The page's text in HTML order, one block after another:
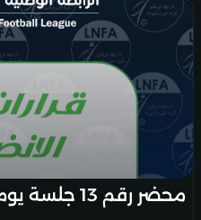
محضر رقم 13 جلسة يوم 23 ديسمبر 2025